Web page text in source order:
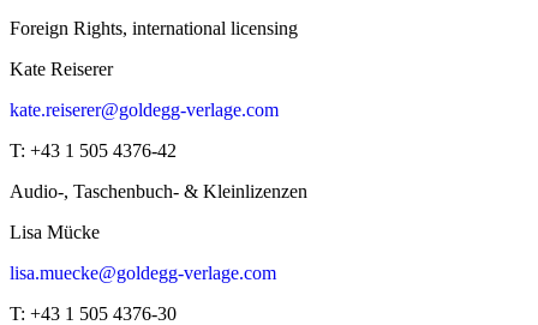
Foreign Rights, international licensing
Kate Reiserer
kate.reiserer@goldegg-verlage.com
T: +43 1 505 4376-42
Audio-, Taschenbuch- & Kleinlizenzen
Lisa Mücke
lisa.muecke@goldegg-verlage.com
T: +43 1 505 4376-30